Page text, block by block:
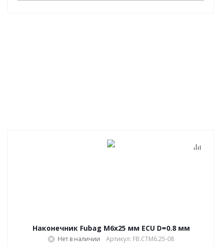
Наконечник Fubag M6х25 мм ECU D=0.8 мм
Нет в наличии Артикул: FB.CTM6.25-08